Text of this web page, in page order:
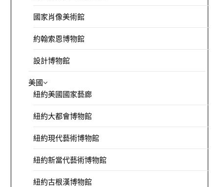
國家肖像美術館
約翰索恩博物館
設計博物館
美國
紐約美國國家藝廊
紐約大都會博物館
紐約現代藝術博物館
紐約新當代藝術博物館
紐約古根漢博物館